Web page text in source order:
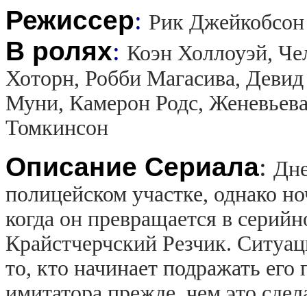
Режиссер: Рик Джейкобсон
В ролях: Коэн Холлоуэй,
Хоторн, Робби Магасива,
Муни, Камерон Родс,
Томкинсон
Описание Сериала:
полицейском участке, однако
когда он превращается в
Крайстчерчский Резчик.
то, кто начинает подражать